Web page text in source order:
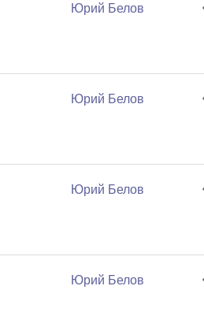
Юрий Белов
Юрий Белов
Юрий Белов
Юрий Белов